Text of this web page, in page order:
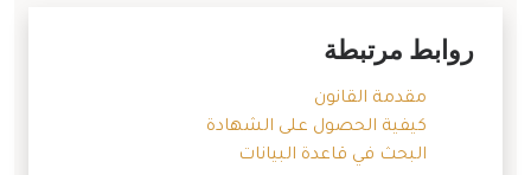
روابط مرتبطة
مقدمة القانون
كيفية الحصول على الشهادة
البحث في قاعدة البيانات